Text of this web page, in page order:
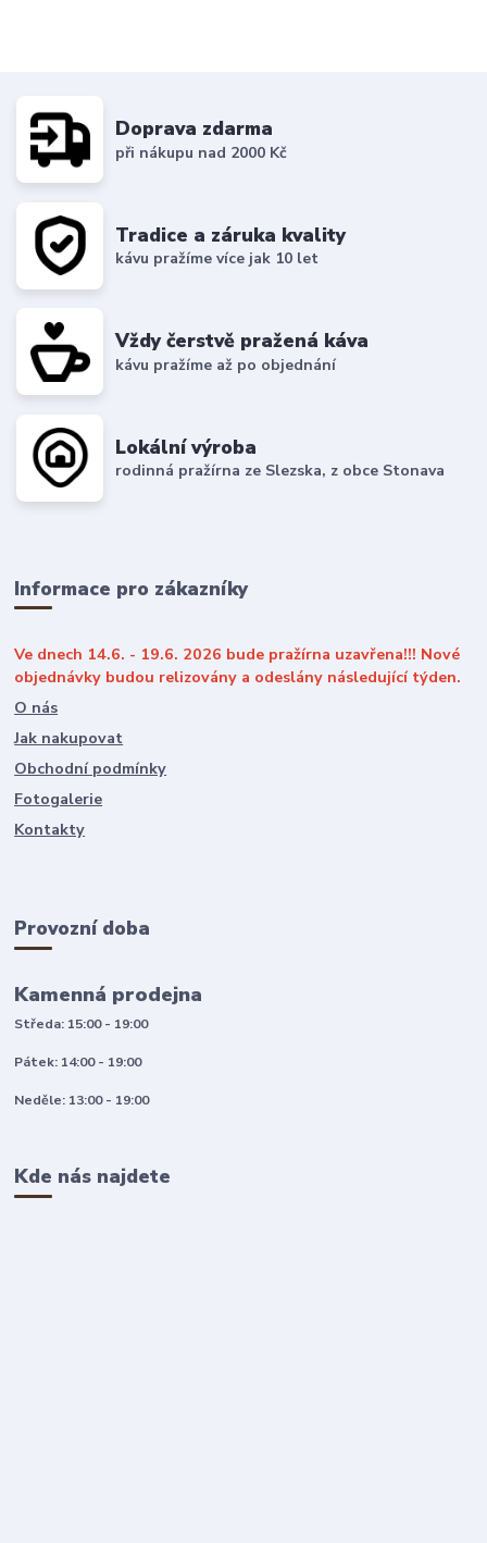
Doprava zdarma
při nákupu nad 2000 Kč
Tradice a záruka kvality
kávu pražíme více jak 10 let
Vždy čerstvě pražená káva
kávu pražíme až po objednání
Lokální výroba
rodinná pražírna ze Slezska, z obce Stonava
Informace pro zákazníky
Ve dnech 14.6. - 19.6. 2026 bude pražírna uzavřena!!! Nové
objednávky budou relizovány a odeslány následující týden.
O nás
Jak nakupovat
Obchodní podmínky
Fotogalerie
Kontakty
Provozní doba
Kamenná prodejna
Středa: 15:00 - 19:00
Pátek: 14:00 - 19:00
Neděle: 13:00 - 19:00
Kde nás najdete